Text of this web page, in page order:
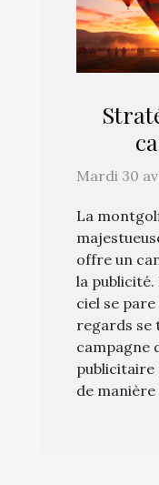
Mardi 30
La
offre un
la publicité.
ciel se
regards se
campagne
publicitaire
de